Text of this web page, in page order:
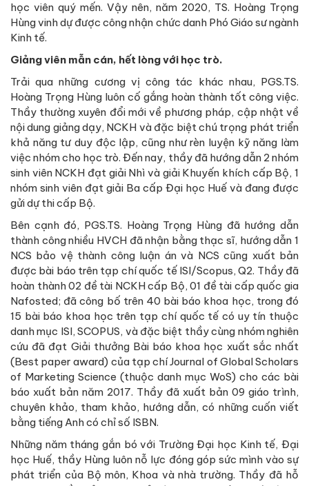
học viên quý mến. Vậy nên, năm 2020, TS. Hoàng Trọng
Hùng vinh dự được công nhận chức danh Phó Giáo sư ngành
Kinh tế.
Giảng viên mẫn cán, hết lòng với học trò.
Trải qua những cương vị công tác khác nhau, PGS.TS.
Hoàng Trọng Hùng luôn cố gắng hoàn thành tốt công việc.
Thầy thường xuyên đổi mới về phương pháp, cập nhật về
nội dung giảng dạy, NCKH và đặc biệt chú trọng phát triển
khả năng tư duy độc lập, cũng như rèn luyện kỹ năng làm
việc nhóm cho học trò. Đến nay, thầy đã hướng dẫn 2 nhóm
sinh viên NCKH đạt giải Nhì và giải Khuyến khích cấp Bộ, 1
nhóm sinh viên đạt giải Ba cấp Đại học Huế và đang được
gửi dự thi cấp Bộ.
Bên cạnh đó, PGS.TS. Hoàng Trọng Hùng đã hướng dẫn
thành công nhiều HVCH đã nhận bằng thạc sĩ, hướng dẫn 1
NCS bảo vệ thành công luận án và NCS cũng xuất bản
được bài báo trên tạp chí quốc tế ISI/Scopus, Q2. Thầy đã
hoàn thành 02 đề tài NCKH cấp Bộ, 01 đề tài cấp quốc gia
Nafosted; đã công bố trên 40 bài báo khoa học, trong đó
15 bài báo khoa học trên tạp chí quốc tế có uy tín thuộc
danh mục ISI, SCOPUS, và đặc biệt thầy cùng nhóm nghiên
cứu đã đạt Giải thưởng Bài báo khoa học xuất sắc nhất
(Best paper award) của tạp chí Journal of Global Scholars
of Marketing Science (thuộc danh mục WoS) cho các bài
báo xuất bản năm 2017. Thầy đã xuất bản 09 giáo trình,
chuyên khảo, tham khảo, hướng dẫn, có những cuốn viết
bằng tiếng Anh có chỉ số ISBN.
Những năm tháng gắn bó với Trường Đại học Kinh tế, Đại
học Huế, thầy Hùng luôn nỗ lực đóng góp sức mình vào sự
phát triển của Bộ môn, Khoa và nhà trường. Thầy đã hỗ